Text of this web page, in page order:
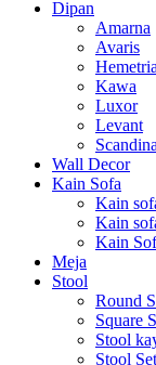
Dipan
Amarna
Avaris
Hemetria
Kawa
Luxor
Levant
Wall Decor
Kain Sofa
Kain
Kain
Kain
Meja
Stool
Round
Square
Stool
Stool Set